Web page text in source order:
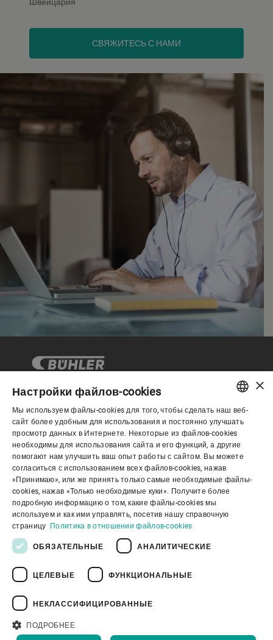
СВЯЖИТЕСЬ С НАМИ
Корпоративное управление
О нас
Полезные ссылки
Политика конфиденциальности
Youtube Privacy Policy
ENGLISH
SPANISH
GERMAN
FRENCH
PORTUGUESE
×
Настройки файлов-cookies
Мы используем файлы-cookies для того, чтобы сделать наш веб-
сайт более удобным для использования и постоянно улучшать
просмотр данных в Интернете. Некоторые из файлов-cookies
необходимы для использования сайта и его функций, а другие
помогают нам улучшить ваш опыт работы с сайтом. Вы можете
согласиться с использованием всех файлов-cookies, нажав
«Принимаю», или же принять только самые необходимые файлы-
cookies, нажав «Только необходимые куки». Получите более
подробную информацию о том, какие файлы-cookies мы
используем и как ими управлять, посетив нашу справочную
страницу Политика в отношении файлов-cookies
ОБЯЗАТЕЛЬНЫЕ АНАЛИТИЧЕСКИЕ
ЦЕЛЕВЫЕ ФУНКЦИОНАЛЬНЫЕ
НЕКЛАССИФИЦИРОВАННЫЕ
ПОДРОБНЕЕ